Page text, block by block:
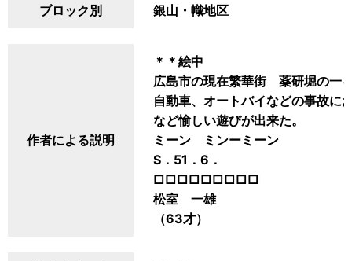
ブロック別 銀山・幟地区
作者による説明
＊＊絵中
広島市の現在繁華街 薬研堀の一
自動車、オートバイなどの事故に
など愉しい遊びが出来た。
ミーン ミンーミーン
S．51．6．
□□□□□□□□□
松室 一雄
（63才）